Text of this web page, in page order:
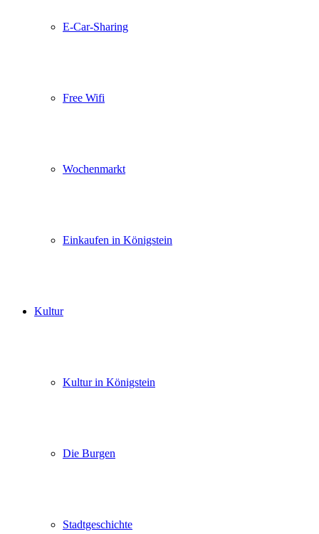
E-Car-Sharing
Free Wifi
Wochenmarkt
Einkaufen in Königstein
Kultur
Kultur in Königstein
Die Burgen
Stadtgeschichte